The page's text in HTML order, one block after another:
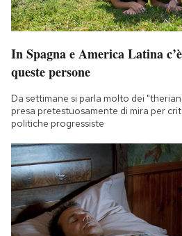
In Spagna e America Latina
queste persone
Da settimane si parla molto dei
presa pretestuosamente di mira per
politiche progressiste